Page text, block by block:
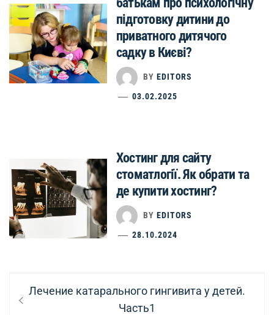
підготовку дитини до
приватного дитячого
садку в Києві?
BY EDITORS
03.02.2025
Хостинг для сайту
стоматлогії. Як обрати та
де купити хостинг?
BY EDITORS
28.10.2024
Навігація
записів
Previous
Лечение катарального гингивита у детей.
Часть1